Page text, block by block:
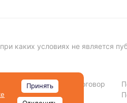
каких условиях не является
Публичный договор
Принять